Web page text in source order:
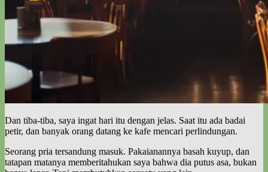
Dan tiba-tiba, saya ingat hari itu dengan jelas. Saat itu ada badai
petir, dan banyak orang datang ke kafe mencari perlindungan.
Seorang pria tersandung masuk. Pakaianannya basah kuyup, dan
tatapan matanya memberitahukan saya bahwa dia putus asa, bukan